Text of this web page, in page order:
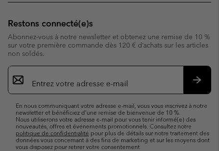
Restons connecté(e)s
Abonnez-vous à notre newsletter et obtenez une remise de 10 %
sur votre première commande dès 120 € d’achats sur les articles
non soldés.
Inscription
par
e-
En nous communiquant votre adresse e-mail, vous vous inscrivez à notre
newsletter et bénéficiez d’une remise de bienvenue de 10 %.
Nous utiliserons votre adresse e-mail pour vous tenir informé(e) des
nouveautés, offres et événements promotionnels. Consultez notre
politique de confidentialité pour plus de détails sur notre traitement des
données vous concernant à des fins de marketing et sur les moyens dont
vous disposez pour retirer votre consentement.